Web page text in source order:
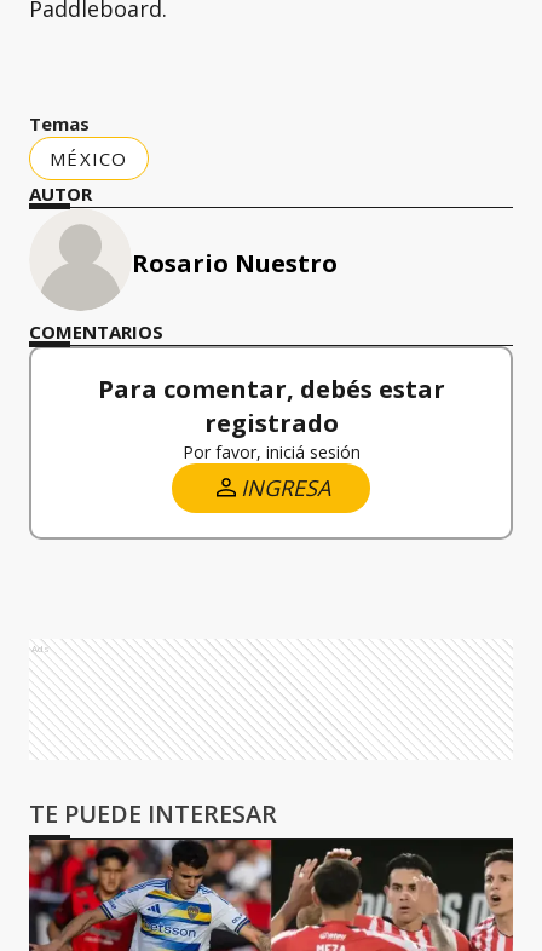
Paddleboard.
Temas
MÉXICO
AUTOR
Rosario Nuestro
COMENTARIOS
Para comentar, debés estar
registrado
Por favor, iniciá sesión
INGRESA
Ads
TE PUEDE INTERESAR